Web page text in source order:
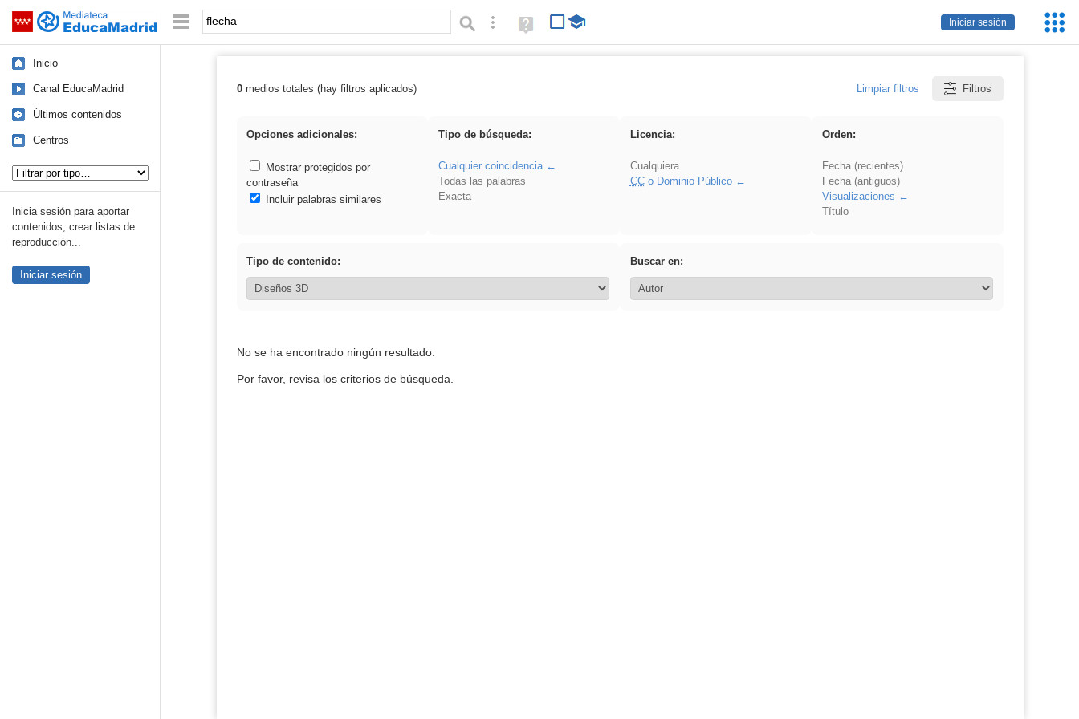
Saltar navegación
Iniciar sesión
Palabra o frase: Búsqueda avanzada
Ayuda
(en
Inicio
Canal EducaMadrid
Últimos contenidos
Centros
Inicia sesión para aportar
contenidos, crear listas de
reproducción...
Iniciar sesión
Resultados de: flecha
0medios totales (hay filtros aplicados) Limpiar filtros Filtros
Opciones adicionales:
Mostrar protegidos por
contraseña
Incluir palabras similares
Tipo de búsqueda:
Cualquier coincidencia
Todas las palabras
Exacta
Licencia:
Cualquiera
CCo Dominio Público
Orden:
Fecha (recientes)
Fecha (antiguos)
Visualizaciones
Título
Tipo de contenido: Buscar en:
No se ha encontrado ningún resultado.
Por favor, revisa los criterios de búsqueda.